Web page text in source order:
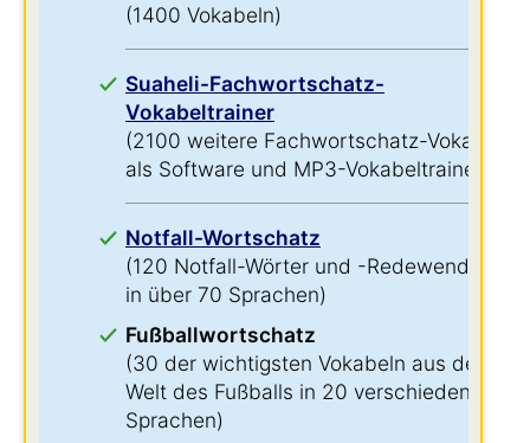
(1400 Vokabeln)
Suaheli-Fachwortschatz-
Vokabeltrainer
(2100 weitere Fachwortschatz-Vokabeln
als Software und MP3-Vokabeltrainer)
Notfall-Wortschatz
(120 Notfall-Wörter und -Redewendungen
in über 70 Sprachen)
Fußballwortschatz
(30 der wichtigsten Vokabeln aus der
Welt des Fußballs in 20 verschiedenen
Sprachen)